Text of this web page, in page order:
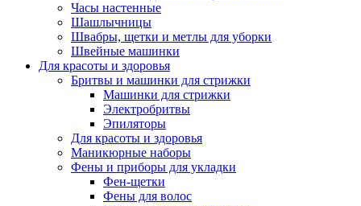
Часы настенные
Шашлычницы
Швабры, щетки и метлы для уборки
Швейные машинки
Для красоты и здоровья
Бритвы и машинки для стрижки
Машинки для стрижки
Электробритвы
Эпиляторы
Для красоты и здоровья
Маникюрные наборы
Фены и приборы для укладки
Фен-щетки
Фены для волос